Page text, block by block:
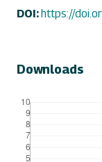
DOI:https://
Downloads